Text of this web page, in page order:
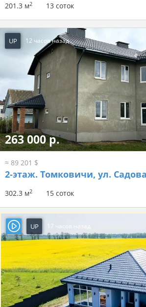
201.3 м2 13 соток
UP 12 часов назад
263 000 р.
≈ 89 201 $
2-этаж. Томковичи, ул.
302.3 м2 15 соток
UP 17 часов назад